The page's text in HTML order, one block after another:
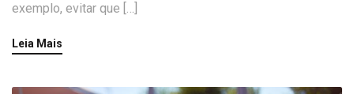
exemplo, evitar que […]
Leia Mais